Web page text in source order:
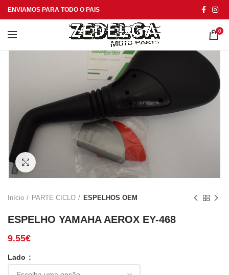
ENVIAMOS PARA TODO O PAIS
0
Início PARTE CICLO ESPELHOS OEM
ESPELHO YAMAHA AEROX EY-468
9.55€
Lado